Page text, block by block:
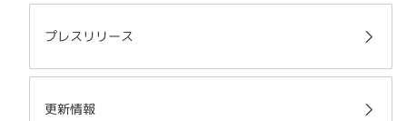
プレスリリース
更新情報